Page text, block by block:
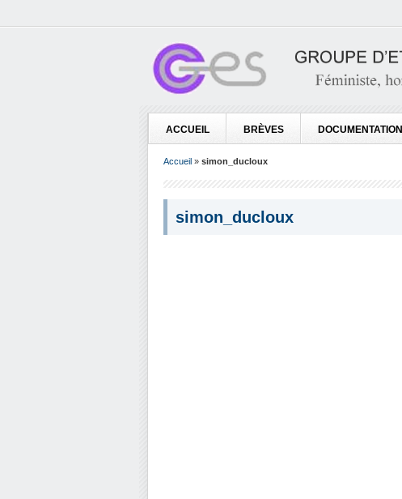
ACCUEIL BRÈVES DOCUMENTATION
Accueil » simon_ducloux
simon_ducloux